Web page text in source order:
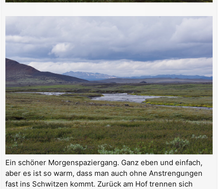
Ein schöner Morgenspaziergang. Ganz eben und einfach,
aber es ist so warm, dass man auch ohne Anstrengungen
fast ins Schwitzen kommt. Zurück am Hof trennen sich